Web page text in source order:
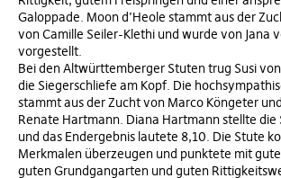
Galoppade. Moon d’Heole stammt aus der
von Camille Seiler-Klethi und wurde von Jana
vorgestellt.
Bei den Altwürttemberger Stuten trug Susi
die Siegerschliefe am Kopf. Die
stammt aus der Zucht von Marco Köngeter
Renate Hartmann. Diana Hartmann stellte
und das Endergebnis lautete 8,10. Die Stute
Merkmalen überzeugen und punktete mit
guten Grundgangarten und guten